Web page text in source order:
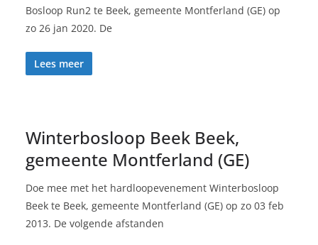
Bosloop Run2 te Beek, gemeente Montferland (GE) op
zo 26 jan 2020. De
Lees meer
Winterbosloop Beek Beek,
gemeente Montferland (GE)
Doe mee met het hardloopevenement Winterbosloop
Beek te Beek, gemeente Montferland (GE) op zo 03 feb
2013. De volgende afstanden